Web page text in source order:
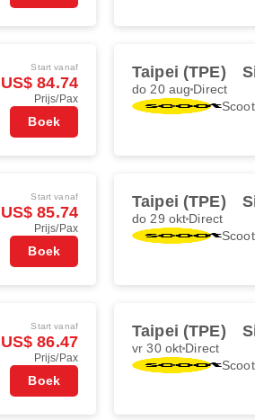
Start vanaf
US$ 84.74
Prijs/Pax
Boek
Taipei (TPE)
do 20 aug Direct
Scoot
Start vanaf
US$ 85.74
Prijs/Pax
Boek
Taipei (TPE)
do 29 okt Direct
Scoot
Start vanaf
US$ 86.47
Prijs/Pax
Boek
Taipei (TPE)
vr 30 okt Direct
Scoot